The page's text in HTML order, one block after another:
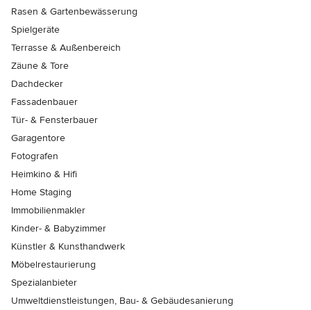
Rasen & Gartenbewässerung
Spielgeräte
Terrasse & Außenbereich
Zäune & Tore
Dachdecker
Fassadenbauer
Tür- & Fensterbauer
Garagentore
Fotografen
Heimkino & Hifi
Home Staging
Immobilienmakler
Kinder- & Babyzimmer
Künstler & Kunsthandwerk
Möbelrestaurierung
Spezialanbieter
Umweltdienstleistungen, Bau- & Gebäudesanierung